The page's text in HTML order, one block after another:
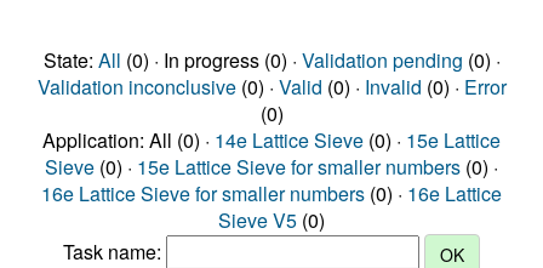
State: All (0) · In progress (0) · Validation pending (0) ·
Validation inconclusive(0) · Valid (0) · Invalid (0) · Error
(0)
Application: All (0) · 14e Lattice Sieve (0) · 15e Lattice
Sieve (0) · 15e Lattice Sieve for smaller numbers (0) ·
16e Lattice Sieve for smaller numbers (0) · 16e Lattice
Sieve V5 (0)
Task name: